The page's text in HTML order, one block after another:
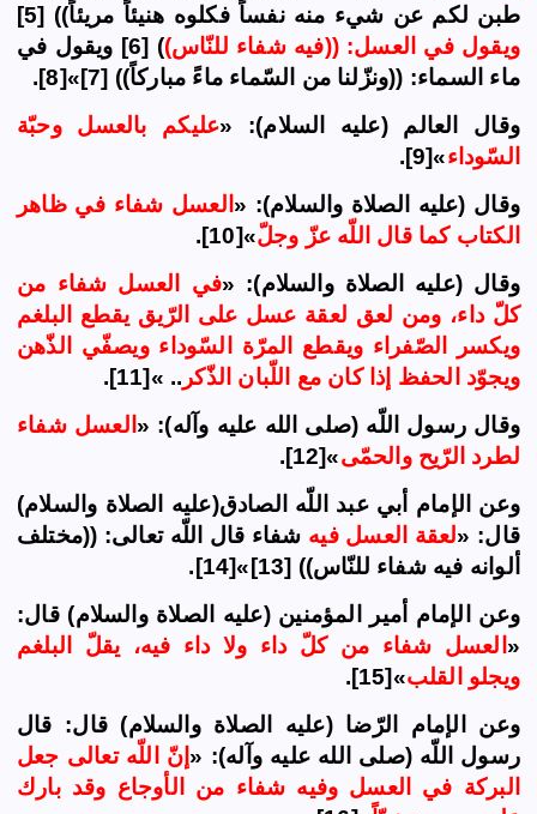
طبن لكم عن شيء منه نفساً فكلوه هنيئاً مريئاً)) [5]
ويقول في العسل: ((فيه شفاء للنّاس)
) [6] ويقول في
ماء السماء: ((ونزّلنا من السّماء ماءً مباركاً)) [7]»[8].
وقال العالم (عليه السلام): «عليكم بالعسل وحبّة
السّوداء»[9].
وقال (عليه
الصلاة و السلام): « العسل شفاء في ظاهر
الكتاب كما قال اللّه عزّ وجلّ»[10].
وقال (عليه
الصلاة و السلام): «في العسل شفاء من
كلّ داء، ومن لعق لعقة عسل على الرّيق يقطع البلغم
ويكسر الصّفراء ويقطع المرّة السّوداء ويصفّي الذّهن
ويجوّد الحفظ إذا كان مع اللّبان الذّكر .. »[11].
وقال رسول اللّه (صلى الله عليه وآله): « العسل شفاء
لطرد الرّيح والحمّى»[12].
وعن
الإمام أبي عبد اللّه الصادق(عليه الصلاة و السلام)
قال: «لعقة العسل فيه شفاء قال اللّه تعالى: ((مختلف
ألوانه فيه شفاء للنّاس)) [13]»[14].
وعن
الإمام أمير المؤمنين (عليه الصلاة و السلام) قال:
« العسل شفاء من كلّ داء ولا داء فيه، يقلّ البلغم
ويجلو القلب»[15].
وعن
الإمام الرّضا (عليه الصلاة و السلام) قال: قال
رسول اللّه (صلى الله عليه وآله): « إنّ اللّه تعالى جعل
البركة في العسل وفيه شفاء من الأوجاع وقد بارك